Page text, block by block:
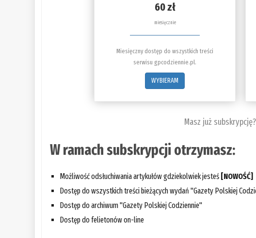
60 zł
miesięcznie
Miesięczny dostęp do wszystkich treści
serwisu gpcodziennie.pl.
WYBIERAM
Masz już
W ramach subskrypcji otrzymasz:
Możliwość odsłuchiwania artykułów gdziekolwiek jesteś [NOWOŚĆ]
Dostęp do wszystkich treści bieżących wydań "Gazety Polskiej
Dostęp do archiwum "Gazety Polskiej Codziennie"
Dostęp do felietonów on-line